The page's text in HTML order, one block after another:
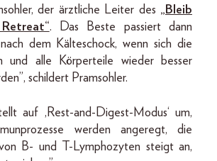
der ärztliche Leiter des „Bleib
. Das Beste passiert dann
dem Kälteschock, wenn sich die
und alle Körperteile wieder besser
schildert Pramsohler.
auf ‚Rest-and-Digest-Modus‘ um,
werden angeregt, die
B- und T-Lymphozyten steigt an,